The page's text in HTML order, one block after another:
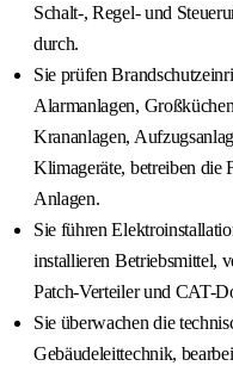
Schalt-, Regel- und
durch.
Sie prüfen
Alarmanlagen,
Krananlagen,
Klimageräte, betreiben die
Anlagen.
Sie führen
installieren Betriebsmittel,
Patch-Verteiler und CAT-
Sie überwachen die
Gebäudeleittechnik,